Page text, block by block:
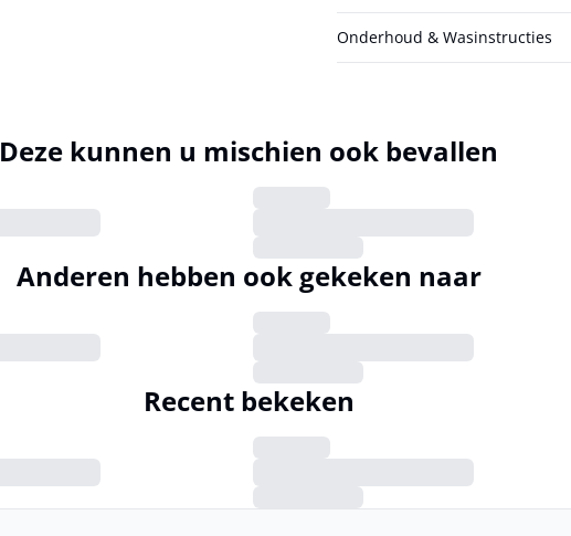
Onderhoud & Wasinstructies
Deze kunnen u mischien ook bevallen
Anderen hebben ook gekeken naar
Recent bekeken